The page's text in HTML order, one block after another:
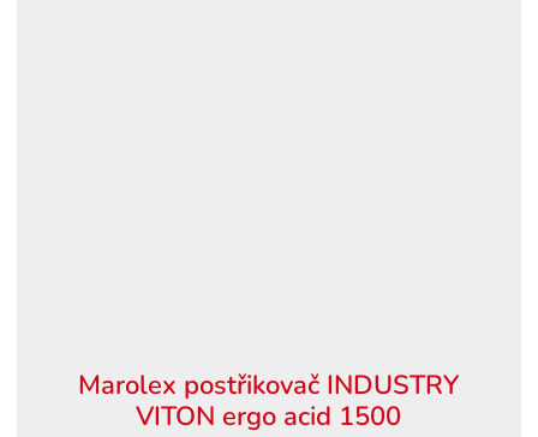
Marolex postřikovač INDUSTRY
VITON ergo acid 1500